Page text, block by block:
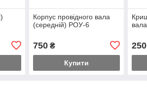
Корпус провідного вала
(середній) РОУ-6
750₴
Купити
250